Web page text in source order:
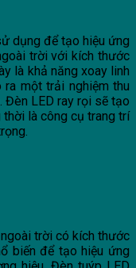
dụng để tạo hiệu ứng
trời với kích thước
là khả năng xoay linh
ra một trải nghiệm thu
Đèn LED ray rọi sẽ tạo
là công cụ trang trí
trời có kích thước
biến để tạo hiệu ứng